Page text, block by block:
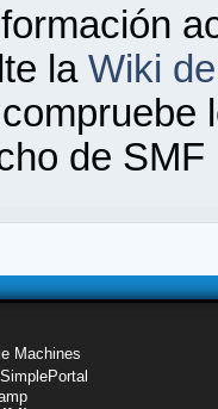
la Wiki
de
Machines